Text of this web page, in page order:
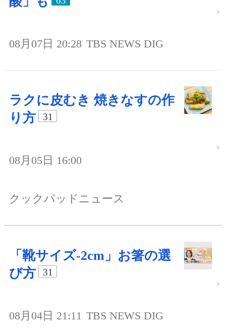
08月07日 20:28 TBS NEWS DIG
ラクに皮むき 焼きなすの作
り方
31
08月05日 16:00
クックパッドニュース
「靴サイズ-2cm」お箸の選
び方
31
08月04日 21:11 TBS NEWS DIG